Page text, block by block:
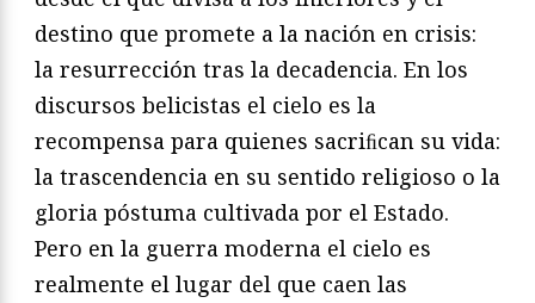
destino que promete a la nación en crisis:
la resurrección tras la decadencia. En los
discursos belicistas el cielo es la
recompensa para quienes sacriﬁcan su vida:
la trascendencia en su sentido religioso o la
gloria póstuma cultivada por el Estado.
Pero en la guerra moderna el cielo es
realmente el lugar del que caen las